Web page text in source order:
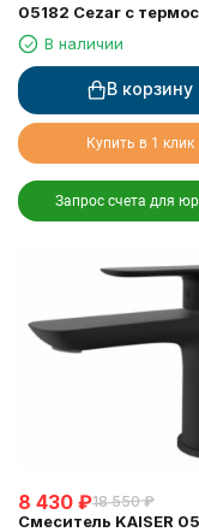
05182 Cezar с
6282В наличии
В корзину
Купить в 1 клик
Запрос счета для
8 430 ₽18 550 ₽
Смеситель KAISER